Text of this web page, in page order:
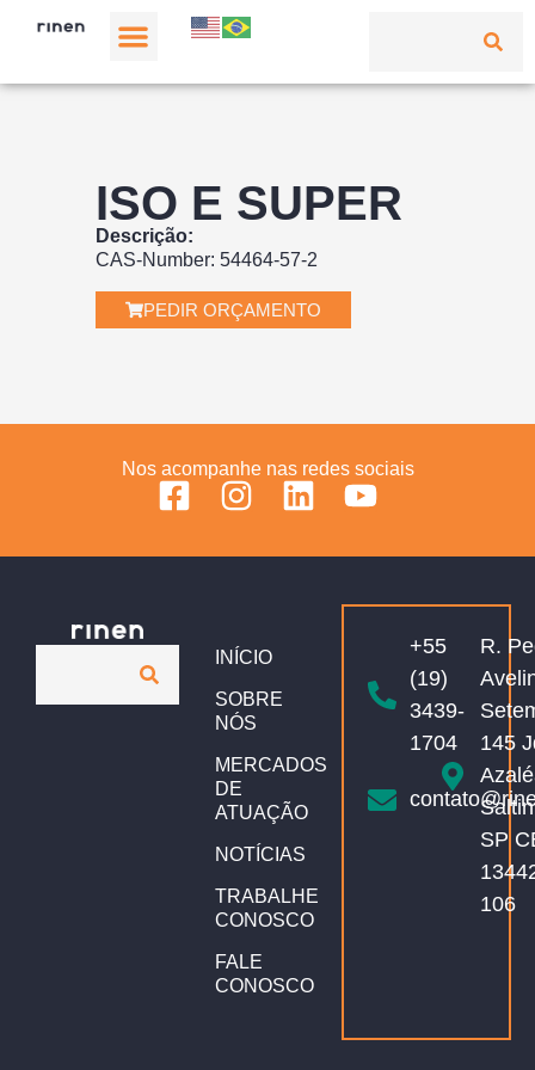
ISO E SUPER
Descrição:
CAS-Number: 54464-57-2
PEDIR ORÇAMENTO
Nos acompanhe nas redes sociais
INÍCIO
SOBRE
NÓS
MERCADOS
DE
ATUAÇÃO
NOTÍCIAS
TRABALHE
CONOSCO
FALE
CONOSCO
+55
(19)
3439-
1704
R.
145
SP
106